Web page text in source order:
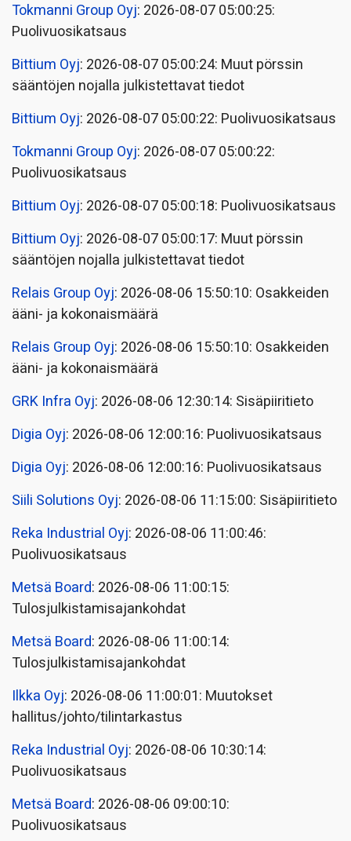
Tokmanni Group Oyj: 2026-08-07 05:00:25:
Puolivuosikatsaus
Bittium Oyj: 2026-08-07 05:00:24: Muut pörssin
sääntöjen nojalla julkistettavat tiedot
Bittium Oyj: 2026-08-07 05:00:22: Puolivuosikatsaus
Tokmanni Group Oyj: 2026-08-07 05:00:22:
Puolivuosikatsaus
Bittium Oyj: 2026-08-07 05:00:18: Puolivuosikatsaus
Bittium Oyj: 2026-08-07 05:00:17: Muut pörssin
sääntöjen nojalla julkistettavat tiedot
Relais Group Oyj: 2026-08-06 15:50:10: Osakkeiden
ääni- ja kokonaismäärä
Relais Group Oyj: 2026-08-06 15:50:10: Osakkeiden
ääni- ja kokonaismäärä
GRK Infra Oyj: 2026-08-06 12:30:14: Sisäpiiritieto
Digia Oyj: 2026-08-06 12:00:16: Puolivuosikatsaus
Digia Oyj: 2026-08-06 12:00:16: Puolivuosikatsaus
Siili Solutions Oyj: 2026-08-06 11:15:00: Sisäpiiritieto
Reka Industrial Oyj: 2026-08-06 11:00:46:
Puolivuosikatsaus
Metsä Board: 2026-08-06 11:00:15:
Tulosjulkistamisajankohdat
Metsä Board: 2026-08-06 11:00:14:
Tulosjulkistamisajankohdat
Ilkka Oyj: 2026-08-06 11:00:01: Muutokset
hallitus/johto/tilintarkastus
Reka Industrial Oyj: 2026-08-06 10:30:14:
Puolivuosikatsaus
Metsä Board: 2026-08-06 09:00:10:
Puolivuosikatsaus